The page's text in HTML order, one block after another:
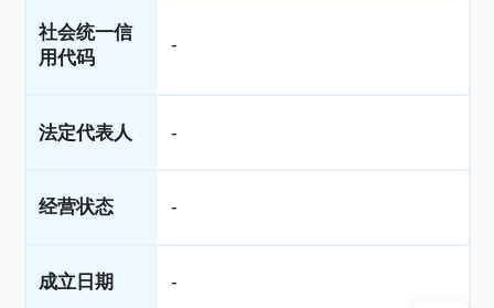
社会统一信
用代码
-
法定代表人 -
经营状态 -
成立日期 -